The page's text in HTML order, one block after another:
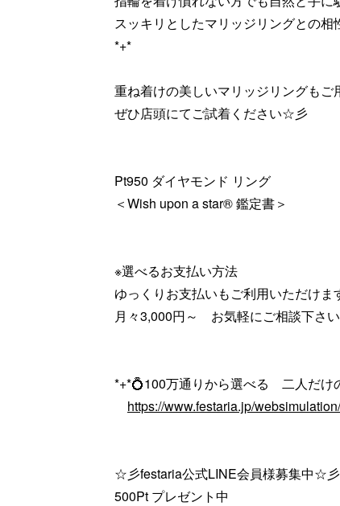
スッキリとしたマリッジリングとの
*+*
重ね着けの美しいマリッジリングもご
ぜひ店頭にてご試着ください☆彡
Pt950 ダイヤモンド リング
＜Wish upon a star® 鑑定書＞
※選べるお支払い方法
ゆっくりお支払いもご利用いただけま
月々3,000円～ お気軽にご相談下さい
*+*💍100万通りから選べる 二人だけ
https://www.festaria.jp/
☆彡festaria公式LINE会員様募集中☆彡
500Pt プレゼント中